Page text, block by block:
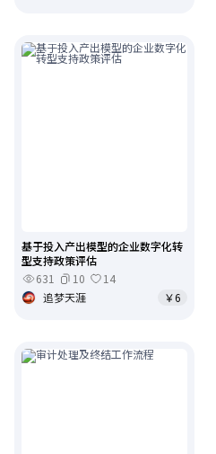
基于投入产出模型的企业数字化转
型支持政策评估
631
10
14
追梦天涯
￥6